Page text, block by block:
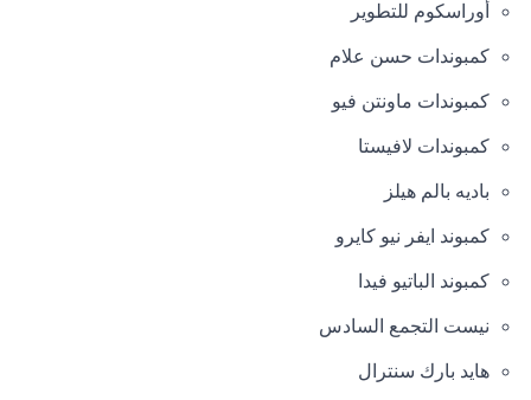
أوراسكوم للتطوير
كمبوندات حسن علام
كمبوندات ماونتن فيو
كمبوندات لافيستا
باديه بالم هيلز
كمبوند ايفر نيو كايرو
كمبوند الباتيو فيدا
نيست التجمع السادس
هايد بارك سنترال